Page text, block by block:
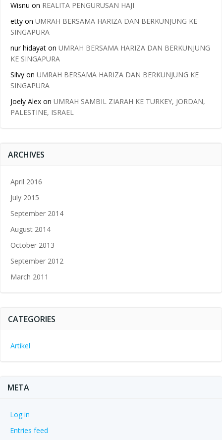
Wisnu on REALITA PENGURUSAN HAJI
etty on UMRAH BERSAMA HARIZA DAN BERKUNJUNG KE
SINGAPURA
nur hidayat on UMRAH BERSAMA HARIZA DAN BERKUNJUNG
KE SINGAPURA
Silvy on UMRAH BERSAMA HARIZA DAN BERKUNJUNG KE
SINGAPURA
Joely Alex on UMRAH SAMBIL ZIARAH KE TURKEY, JORDAN,
PALESTINE, ISRAEL
ARCHIVES
April 2016
July 2015
September 2014
August 2014
October 2013
September 2012
March 2011
CATEGORIES
Artikel
META
Log in
Entries feed